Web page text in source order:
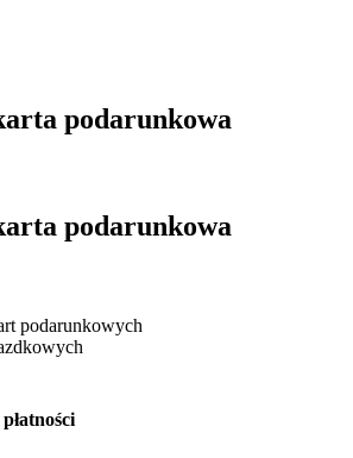
podarunkowa
podarunkowa
podarunkowych